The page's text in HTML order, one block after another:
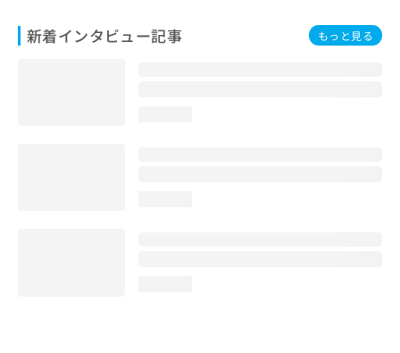
新着インタビュー記事 もっと見る